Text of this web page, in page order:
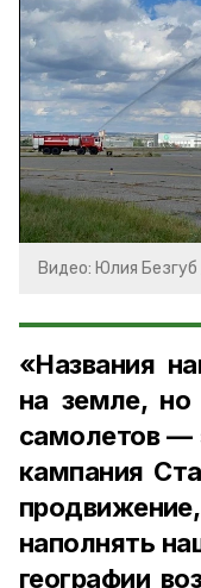
Видео: Юлия
«Названия
на земле, но
самолетов —
кампания
наполнять
географии